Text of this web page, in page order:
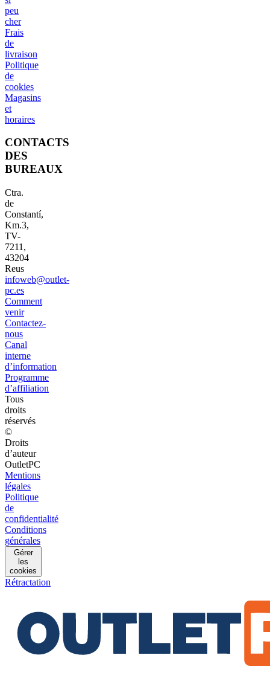
peu
cher
Frais
de
livraison
Politique
de
cookies
Magasins
et
horaires
CONTACTS
DES
BUREAUX
Ctra.
de
Constantí,
Km.3,
TV-
7211,
43204
Reus
infoweb@outlet-
pc.es
Comment
venir
Contactez-
nous
Canal
interne
d’information
Programme
d’affiliation
Tous
droits
réservés
©
Droits
d’auteur
OutletPC
Mentions
légales
Politique
de
confidentialité
Conditions
générales
Gérer
les
cookies
Rétractation